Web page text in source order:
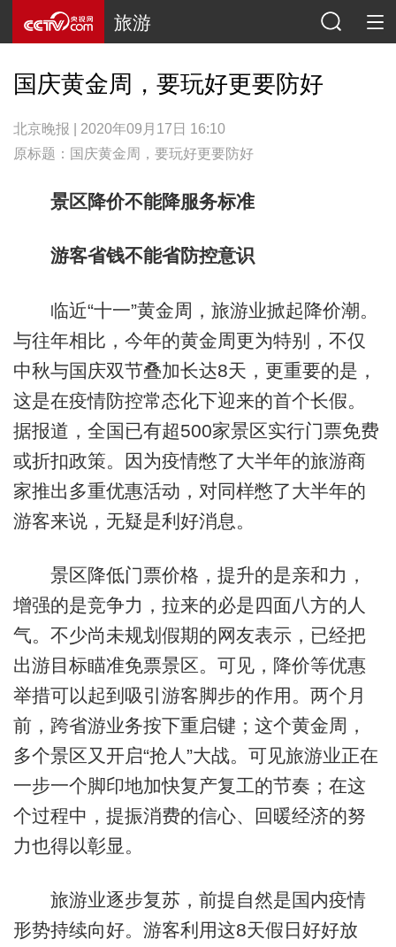
旅游
国庆黄金周，要玩好更要防好
北京晚报 | 2020年09月17日 16:10
原标题：国庆黄金周，要玩好更要防好
景区降价不能降服务标准
游客省钱不能省防控意识
临近“十一”黄金周，旅游业掀起降价潮。
与往年相比，今年的黄金周更为特别，不仅
中秋与国庆双节叠加长达8天，更重要的是，
这是在疫情防控常态化下迎来的首个长假。
据报道，全国已有超500家景区实行门票免费
或折扣政策。因为疫情憋了大半年的旅游商
家推出多重优惠活动，对同样憋了大半年的
游客来说，无疑是利好消息。
景区降低门票价格，提升的是亲和力，
增强的是竞争力，拉来的必是四面八方的人
气。不少尚未规划假期的网友表示，已经把
出游目标瞄准免票景区。可见，降价等优惠
举措可以起到吸引游客脚步的作用。两个月
前，跨省游业务按下重启键；这个黄金周，
多个景区又开启“抢人”大战。可见旅游业正在
一步一个脚印地加快复产复工的节奏；在这
个过程中，提振消费的信心、回暖经济的努
力也得以彰显。
旅游业逐步复苏，前提自然是国内疫情
形势持续向好。游客利用这8天假日好好放